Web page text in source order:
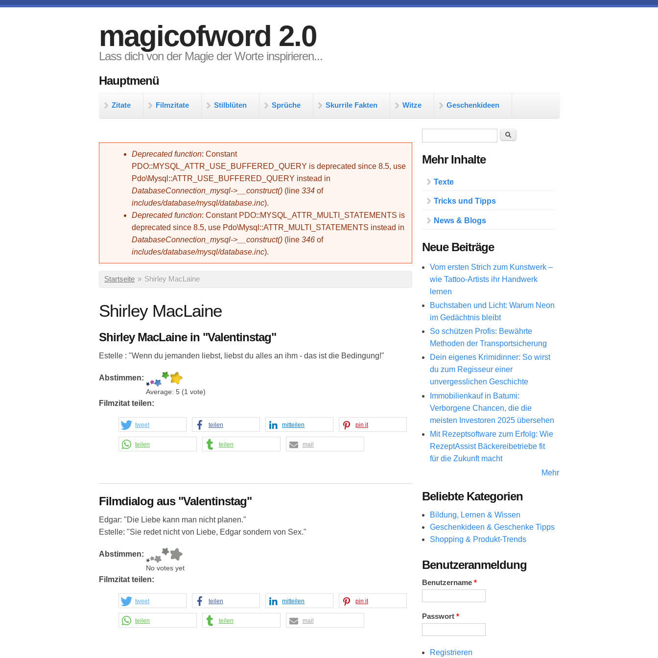
magicofword 2.0
Lass dich von der Magie der Worte inspirieren...
Hauptmenü
Zitate Filmzitate Stilblüten Sprüche Skurrile Fakten Witze Geschenkideen
Fehlermeldung
Deprecated function: Constant
PDO::MYSQL_ATTR_USE_BUFFERED_QUERY is deprecated since 8.5, use
Pdo\Mysql::ATTR_USE_BUFFERED_QUERY instead in
DatabaseConnection_mysql->__construct() (line 334 of
includes/database/mysql/database.inc).
Deprecated function: Constant PDO::MYSQL_ATTR_MULTI_STATEMENTS is
deprecated since 8.5, use Pdo\Mysql::ATTR_MULTI_STATEMENTS instead in
DatabaseConnection_mysql->__construct() (line 346 of
includes/database/mysql/database.inc).
Sie sind hier
Startseite » Shirley MacLaine
Shirley MacLaine
Shirley MacLaine in "Valentinstag"
Estelle : "Wenn du jemanden liebst, liebst du alles an ihm - das ist die Bedingung!"
Abstimmen:
Average: 5 (1 vote)
Filmzitat teilen:
tweet teilen mitteilen pin it
teilen teilen mail
Filmdialog aus "Valentinstag"
Edgar: "Die Liebe kann man nicht planen."
Estelle: "Sie redet nicht von Liebe, Edgar sondern von Sex."
Abstimmen:
No votes yet
Filmzitat teilen:
tweet teilen mitteilen pin it
teilen teilen mail
Suche
Mehr Inhalte
Texte
Tricks und Tipps
News & Blogs
Neue Beiträge
Vom ersten Strich zum Kunstwerk –
wie Tattoo-Artists ihr Handwerk
lernen
Buchstaben und Licht: Warum Neon
im Gedächtnis bleibt
So schützen Profis: Bewährte
Methoden der Transportsicherung
Dein eigenes Krimidinner: So wirst
du zum Regisseur einer
unvergesslichen Geschichte
Immobilienkauf in Batumi:
Verborgene Chancen, die die
meisten Investoren 2025 übersehen
Mit Rezeptsoftware zum Erfolg: Wie
RezeptAssist Bäckereibetriebe fit
für die Zukunft macht
Mehr
Beliebte Kategorien
Bildung, Lernen & Wissen
Geschenkideen & Geschenke Tipps
Shopping & Produkt-Trends
Benutzeranmeldung
Benutzername *
Passwort *
Registrieren